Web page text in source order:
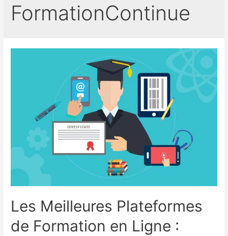
FormationContinue
Les Meilleures Plateformes
de Formation en Ligne :